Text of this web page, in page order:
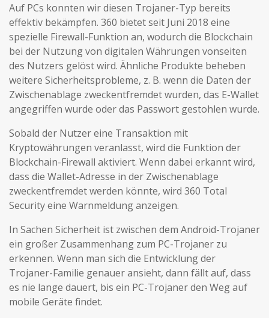
Auf PCs konnten wir diesen Trojaner-Typ bereits
effektiv bekämpfen. 360 bietet seit Juni 2018 eine
spezielle Firewall-Funktion an, wodurch die Blockchain
bei der Nutzung von digitalen Währungen vonseiten
des Nutzers gelöst wird. Ähnliche Produkte beheben
weitere Sicherheitsprobleme, z. B. wenn die Daten der
Zwischenablage zweckentfremdet wurden, das E-Wallet
angegriffen wurde oder das Passwort gestohlen wurde.
Sobald der Nutzer eine Transaktion mit
Kryptowährungen veranlasst, wird die Funktion der
Blockchain-Firewall aktiviert. Wenn dabei erkannt wird,
dass die Wallet-Adresse in der Zwischenablage
zweckentfremdet werden könnte, wird 360 ​​Total
Security eine Warnmeldung anzeigen.
In Sachen Sicherheit ist zwischen dem Android-Trojaner
ein großer Zusammenhang zum PC-Trojaner zu
erkennen. Wenn man sich die Entwicklung der
Trojaner-Familie genauer ansieht, dann fällt auf, dass
es nie lange dauert, bis ein PC-Trojaner den Weg auf
mobile Geräte findet.